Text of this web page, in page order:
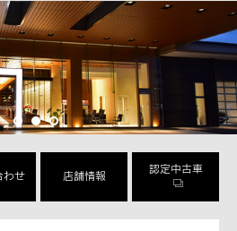
わせ 店舗情報
認定中古車